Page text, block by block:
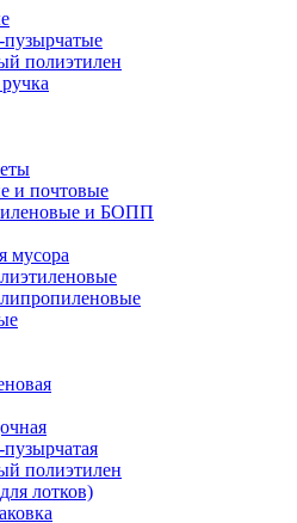
полиэтилен
и почтовые
и БОПП
мусора
полиэтилен
лотков)